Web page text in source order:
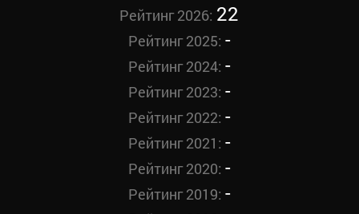
Рейтинг 2026: 22
Рейтинг 2025: -
Рейтинг 2024: -
Рейтинг 2023: -
Рейтинг 2022: -
Рейтинг 2021: -
Рейтинг 2020: -
Рейтинг 2019: -